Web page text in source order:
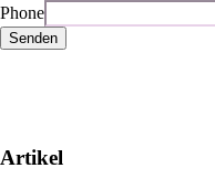
Phone
Senden
Artikel